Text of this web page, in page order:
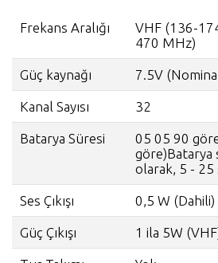
Frekans Aralığı
VHF (136-
470 MHz)
Güç kaynağı 7.5V
Kanal Sayısı 32
Batarya Süresi
05 05 90
göre)Batarya
olarak, 5 - 25
Ses Çıkışı 0,5 W (Dahili)
Güç Çıkışı 1 ila 5W